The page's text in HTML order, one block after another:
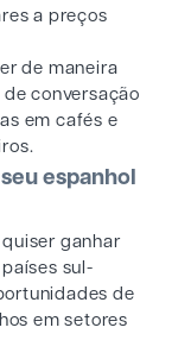
a preços
de maneira
conversação
em cafés e
espanhol
ganhar
sul-
de
em setores